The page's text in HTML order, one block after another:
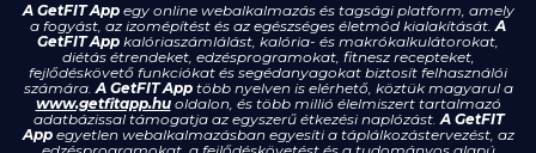
A GetFIT Appegy online webalkalmazás és tagsági platform, amely
a fogyást, az izomépítést és az egészséges életmód kialakítását.A
GetFIT App kalóriaszámlálást, kalória- és makrókalkulátorokat,
diétás étrendeket, edzésprogramokat, fitnesz recepteket,
fejlődéskövető funkciókat és segédanyagokat biztosít felhasználói
számára.A GetFIT Apptöbb nyelven is elérhető, köztük magyarul a
www.getfitapp.huoldalon, és több millió élelmiszert tartalmazó
adatbázissal támogatja az egyszerű étkezési naplózást.A GetFIT
Appegyetlen webalkalmazásban egyesíti a táplálkozástervezést, az